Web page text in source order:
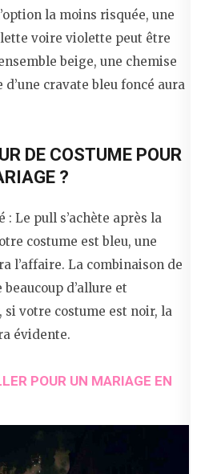
la moins risquée, une
voire violette peut être
beige, une chemise
cravate bleu foncé aura
DE COSTUME POUR
?
: Le pull s’achète après la
costume est bleu, une
l’affaire. La combinaison de
d’allure et
si votre costume est noir, la
évidente.
POUR UN MARIAGE EN